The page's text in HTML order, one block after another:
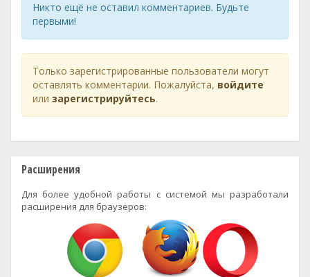
Никто ещё не оставил комментариев. Будьте
первыми!
Только зарегистрированные пользователи могут
оставлять комментарии. Пожалуйста, войдите
или зарегистрируйтесь.
Расширения
Для более удобной работы с системой мы разработали
расширения для браузеров: